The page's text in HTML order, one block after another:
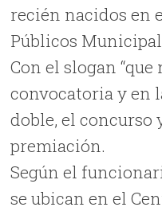
recién nacidos en
Públicos
Con el slogan
convocatoria y en
doble, el concurso
premiación.
Según el
se ubican en el